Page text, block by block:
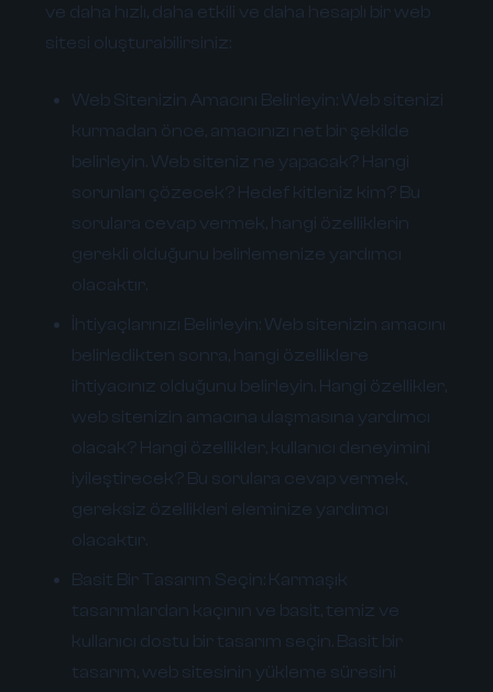
ve daha hızlı, daha etkili ve daha hesaplı bir web
sitesi oluşturabilirsiniz:
Web Sitenizin Amacını Belirleyin: Web sitenizi
kurmadan önce, amacınızı net bir şekilde
belirleyin. Web siteniz ne yapacak? Hangi
sorunları çözecek? Hedef kitleniz kim? Bu
sorulara cevap vermek, hangi özelliklerin
gerekli olduğunu belirlemenize yardımcı
olacaktır.
İhtiyaçlarınızı Belirleyin: Web sitenizin amacını
belirledikten sonra, hangi özelliklere
ihtiyacınız olduğunu belirleyin. Hangi özellikler,
web sitenizin amacına ulaşmasına yardımcı
olacak? Hangi özellikler, kullanıcı deneyimini
iyileştirecek? Bu sorulara cevap vermek,
gereksiz özellikleri eleminize yardımcı
olacaktır.
Basit Bir Tasarım Seçin: Karmaşık
tasarımlardan kaçının ve basit, temiz ve
kullanıcı dostu bir tasarım seçin. Basit bir
tasarım, web sitesinin yükleme süresini